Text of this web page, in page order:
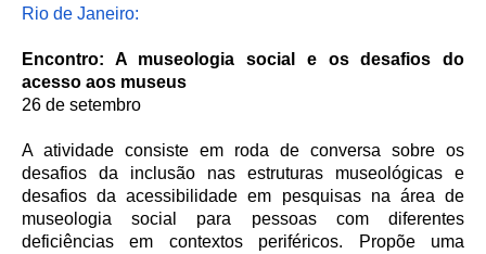
Rio de Janeiro:
Encontro: A museologia social e os desafios do
acesso aos museus
26 de setembro
A atividade consiste em roda de conversa sobre os
desafios da inclusão nas estruturas museológicas e
desafios da acessibilidade em pesquisas na área de
museologia social para pessoas com diferentes
deficiências em contextos periféricos. Propõe uma